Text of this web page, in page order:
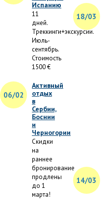
Испанию
11
дней.
Треккинги+экскурсии.
Июль-
сентябрь.
Стоимость
1500 €
06/02
Активный
отдых
в
Сербии,
Боснии
и
Черногории
Скидки
на
раннее
бронирование
продлены
до 1
марта!
18/03
14/03